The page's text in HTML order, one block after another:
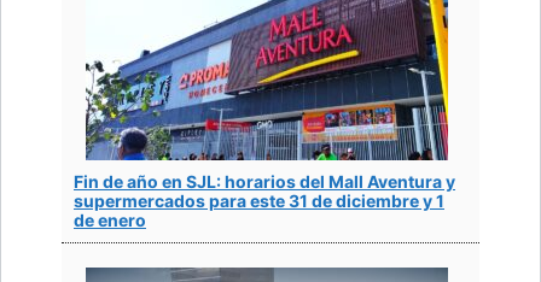
Fin de año en SJL: horarios del Mall Aventura y
supermercados para este 31 de diciembre y 1
de enero